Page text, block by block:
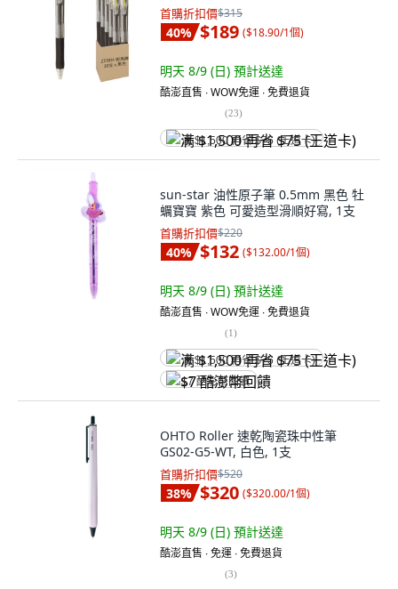
首購折扣價$315
40% $189 ($18.90/1個)
明天 8/9 (日) 預計送達
酷澎直售 ∙ WOW免運 ∙ 免費退貨
(23)
满 $1,500 再省 $75 (王道卡)
sun-star 油性原子筆 0.5mm 黑色 牡
蠣寶寶 紫色 可愛造型滑順好寫, 1支
首購折扣價$220
40% $132 ($132.00/1個)
明天 8/9 (日) 預計送達
酷澎直售 ∙ WOW免運 ∙ 免費退貨
(1)
满 $1,500 再省 $75 (王道卡)
$7 酷澎幣回饋
OHTO Roller 速乾陶瓷珠中性筆
GS02-G5-WT, 白色, 1支
首購折扣價$520
38% $320 ($320.00/1個)
明天 8/9 (日) 預計送達
酷澎直售 ∙ 免運 ∙ 免費退貨
(3)